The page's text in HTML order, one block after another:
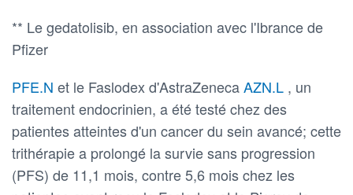
** Le gedatolisib, en association avec l'Ibrance de
Pfizer
PFE.N et le Faslodex d'AstraZenecaAZN.L , un
traitement endocrinien, a été testé chez des
patientes atteintes d'un cancer du sein avancé; cette
trithérapie a prolongé la survie sans progression
(PFS) de 11,1 mois, contre 5,6 mois chez les